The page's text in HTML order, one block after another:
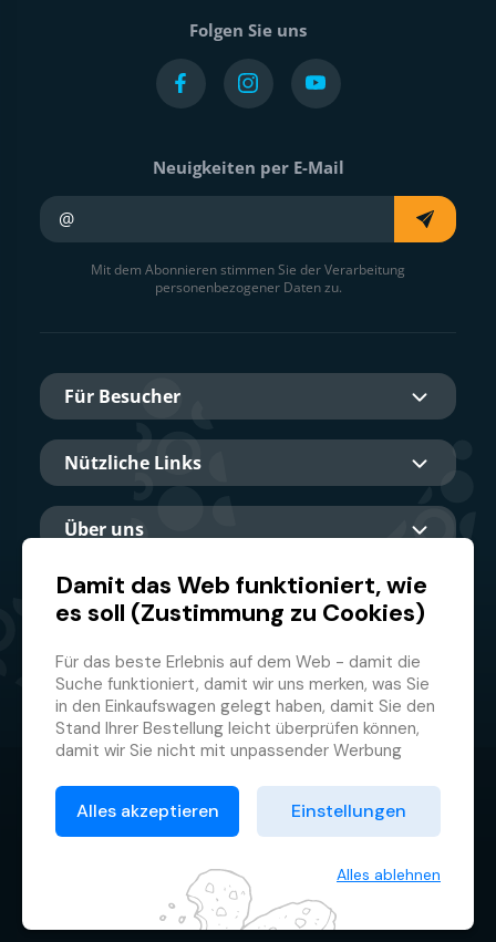
Folgen Sie uns
Neuigkeiten per E-Mail
Mit dem Abonnieren stimmen Sie der Verarbeitung
personenbezogener Daten zu.
Für Besucher
Nützliche Links
Über uns
Hauptpartner
© 2026 GMF Aquapark Prague, a.s.
Datenschutzrichtlinie
Allgemeine Geschäftsbedingungen
Cookie-Verwaltung
Damit das Web funktioniert, wie
es soll (Zustimmung zu Cookies)
Für das beste Erlebnis auf dem Web - damit die
Suche funktioniert, damit wir uns merken, was Sie
in den Einkaufswagen gelegt haben, damit Sie den
Stand Ihrer Bestellung leicht überprüfen können,
damit wir Sie nicht mit unpassender Werbung
anmelden müssen.
Deswegen brauchen wir von Ihnen Ihre
kleiner Textdateien, die zeitweilig auf Ihrem
Browser gespeichert werden. Wir danken Ihnen,
dass Sie uns Ihre Zustimmung erteilen und uns so
Alles akzeptieren Einstellungen
Alles ablehnen